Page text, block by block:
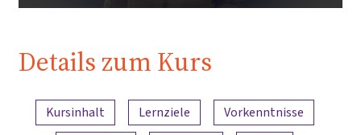
Details zum Kurs
Inhaltsübersicht
Kursinhalt Lernziele
Vorkenntnisse